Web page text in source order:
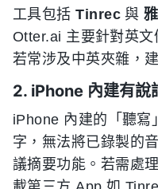
工具包括Tinrec與
Otter.ai 主要針對英文
若常涉及中英夾雜，
2. iPhone 內建有說
iPhone 內建的「聽寫
字，無法將已錄製的
議摘要功能。若需處